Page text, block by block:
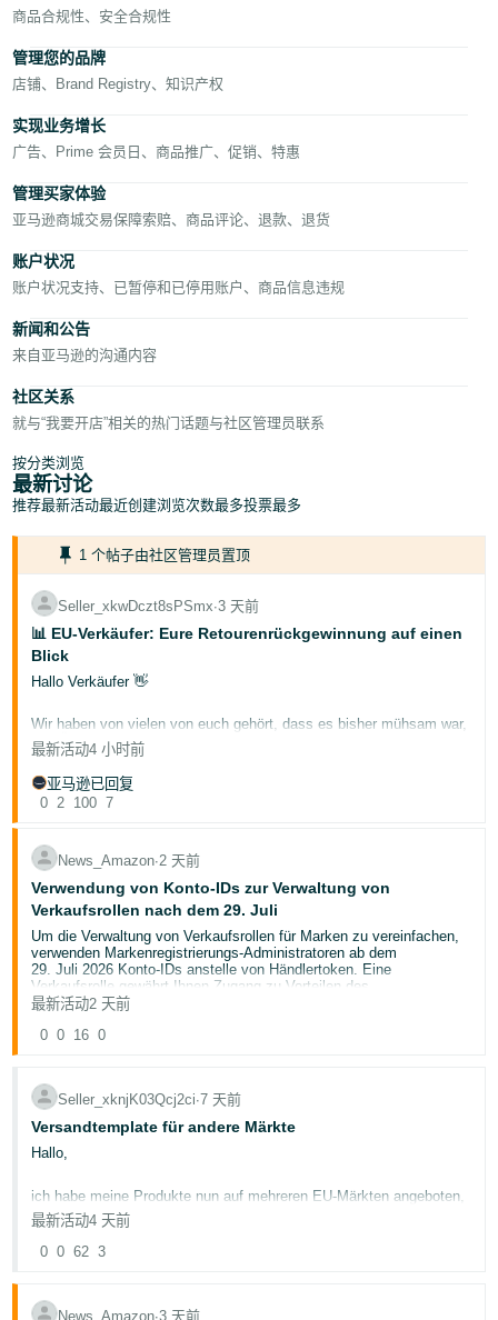
文
Türk
- TR
- DE
- ES
Français
- FR
Italiano
- IT
日
本
語
-
JP
한
국
어
-
KR
登
录
注
册
商品合规性、安全合规性
管理您的品牌
店铺、Brand Registry、知识产权
实现业务增长
广告、Prime 会员日、商品推广、促销、特惠
管理买家体验
亚马逊商城交易保障索赔、商品评论、退款、退货
账户状况
账户状况支持、已暂停和已停用账户、商品信息违规
新闻和公告
来自亚马逊的沟通内容
社区关系
就与“我要开店”相关的热门话题与社区管理员联系
按分类浏览
最新讨论
推荐最新活动最近创建浏览次数最多投票最多
1 个帖子由社区管理员置顶
Seller_xkwDczt8sPSmx∙3 天前
📊 EU-Verkäufer: Eure Retourenrückgewinnung auf einen
Blick
Hallo Verkäufer 👋
Wir haben von vielen von euch gehört, dass es bisher mühsam war,
den Überblick über eure retournierte Ware zu behalten — und wie
viel Wert ihr daraus zurückgewinnt. Mehrere Berichte durchsuchen,
ohne eine einzige Gesamtübersicht zu haben.
allen FBA-Verkäufern in Großbritannien, Deutschland, Frankreich,
Italien und Spanien zur Verfügung.
🔍 Was euch erwartet
Ein Dashboard, das alle eure Rückgewinnungsdaten
zusammenführt:
📈 Netto-Rückgewinnungsrate — Seht genau, wie viel Wert
ihr aus Retouren zurückbekommt
Einnahmen, die über „Bewerten und Weiterverkaufen" und
wie eure Retouren nach Zustand aufgeschlüsselt werden und
wie schnell sie sich verkaufen
💡 Vorgeschlagene Maßnahmen — Personalisierte
Die Kennzahlen werden täglich aktualisiert, sodass ihr immer mit
aktuellen Daten arbeitet.
Geht im Hauptmenü auf „Bestellungen"
最新活动4 小时前
亚马逊已回复
0 2 100 7
News_Amazon∙2 天前
Verwendung von Konto-IDs zur Verwaltung von
Verkaufsrollen nach dem 29. Juli
Um die Verwaltung von Verkaufsrollen für Marken zu vereinfachen,
verwenden Markenregistrierungs-Administratoren ab dem
29. Juli 2026 Konto-IDs anstelle von Händlertoken. Eine
Verkaufsrolle gewährt Ihnen Zugang zu Vorteilen des
Markenverkaufs, mit denen Sie Ihre Produktangebote verbessern
Stores und Vine.
Markenregistrierung sind, eine Verkaufsrolle zugewiesen
des Markenverkaufs zugreifen zu können.
sodass Markenadministratoren nicht mehrere Händlertoken
verwalten müssen.
Wählen Sie
Einstellungen.
最新活动2 天前
0 0 16 0
Seller_xknjK03Qcj2ci∙7 天前
Versandtemplate für andere Märkte
Hallo,
ich habe meine Produkte nun auf mehreren EU-Märkten angeboten,
weil ich dachte: Kost ja nix und bringt vielleicht was ... muss ich
jetzt aber für jeden Markt das Versandtemplate einzeln erstellen
oder kann ich das übernehmen? Da ich aus AT versende, bleiben
最新活动4 天前
0 0 62 3
News_Amazon∙3 天前